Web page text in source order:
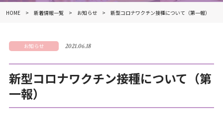
HOME 新着情報一覧 お知らせ 新型コロナワクチン接種について（第一報）
お知らせ 2021.06.18
新型コロナワクチン接種について（第
一報）